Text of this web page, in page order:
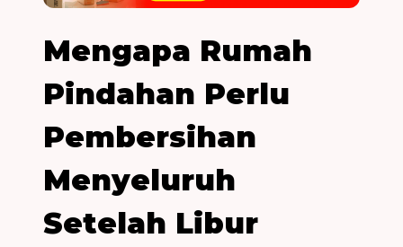
Mengapa Rumah
Pindahan Perlu
Pembersihan
Menyeluruh
Setelah Libur